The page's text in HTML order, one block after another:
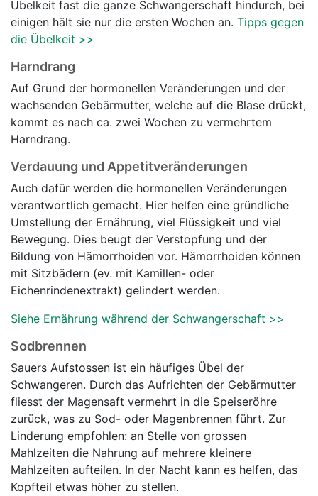
Übelkeit fast die ganze Schwangerschaft hindurch, bei
einigen hält sie nur die ersten Wochen an. Tipps gegen
die Übelkeit >>
Harndrang
Auf Grund der hormonellen Veränderungen und der
wachsenden Gebärmutter, welche auf die Blase drückt,
kommt es nach ca. zwei Wochen zu vermehrtem
Harndrang.
Verdauung und Appetitveränderungen
Auch dafür werden die hormonellen Veränderungen
verantwortlich gemacht. Hier helfen eine gründliche
Umstellung der Ernährung, viel Flüssigkeit und viel
Bewegung. Dies beugt der Verstopfung und der
Bildung von Hämorrhoiden vor. Hämorrhoiden können
mit Sitzbädern (ev. mit Kamillen- oder
Eichenrindenextrakt) gelindert werden.
Siehe Ernährung während der Schwangerschaft >>
Sodbrennen
Sauers Aufstossen ist ein häufiges Übel der
Schwangeren. Durch das Aufrichten der Gebärmutter
fliesst der Magensaft vermehrt in die Speiseröhre
zurück, was zu Sod- oder Magenbrennen führt. Zur
Linderung empfohlen: an Stelle von grossen
Mahlzeiten die Nahrung auf mehrere kleinere
Mahlzeiten aufteilen. In der Nacht kann es helfen, das
Kopfteil etwas höher zu stellen.